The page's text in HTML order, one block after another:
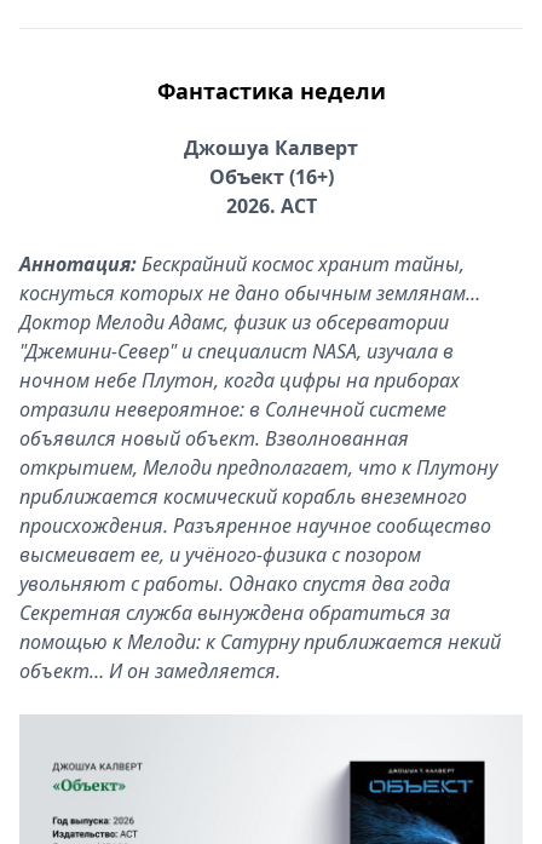
Фантастика недели
Джошуа Калверт
Объект (16+)
2026. АСТ
Аннотация:Бескрайний космос хранит тайны,
коснуться которых не дано обычным землянам…
Доктор Мелоди Адамс, физик из обсерватории
"Джемини-Север" и специалист NASA, изучала в
ночном небе Плутон, когда цифры на приборах
отразили невероятное: в Солнечной системе
объявился новый объект. Взволнованная
открытием, Мелоди предполагает, что к Плутону
приближается космический корабль внеземного
происхождения. Разъяренное научное сообщество
высмеивает ее, и учёного-физика с позором
увольняют с работы. Однако спустя два года
Секретная служба вынуждена обратиться за
помощью к Мелоди: к Сатурну приближается некий
объект… И он замедляется.